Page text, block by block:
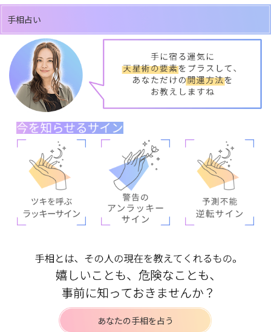
手相占い
あなたの手相を占う